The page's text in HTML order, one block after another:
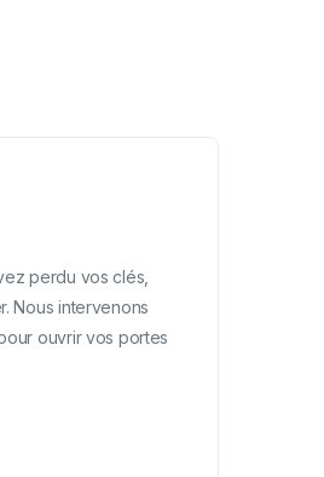
perdu vos clés,
Nous intervenons
ouvrir vos portes